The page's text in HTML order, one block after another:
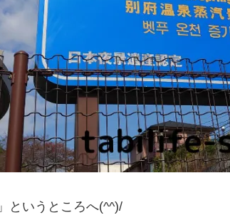
」というところへ(^^)/